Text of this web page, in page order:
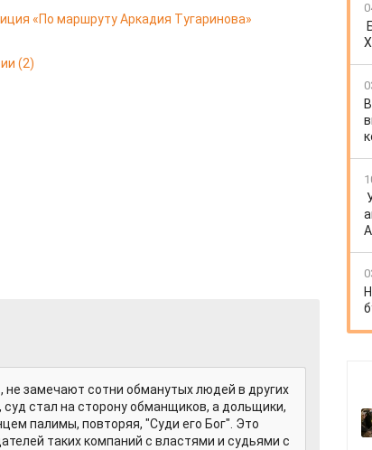
«По маршруту Аркадия Тугаринова»
(2)
не замечают сотни обманутых людей в других
суд стал на сторону обманщиков, а дольщики,
палимы, повторяя, "Суди его Бог". Это
таких компаний с властями и судьями с